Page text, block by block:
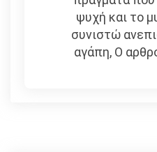
ψυχή και το
συνιστώ
αγάπη, Ο